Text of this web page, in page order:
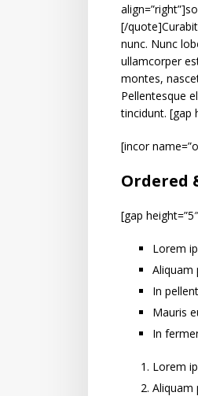
[/
nunc. Nunc
ullamcorper
montes,
Pellentesque
tincidunt. [gap
[incor
Ordered
[gap
Lorem
Aliquam
In
Mauris
In
Lorem
Aliquam